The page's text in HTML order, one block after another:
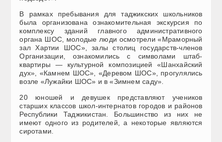
В рамках пребывания для таджикских школьников
была организована ознакомительная экскурсия по
комплексу зданий главного административного
органа ШОС, молодые люди осмотрели «Мраморный
зал Хартии ШОС», залы столиц государств-членов
Организации, ознакомились с символами штаб-
квартиры — культурной композицией «Шанхайский
дух», «Камнем ШОС», «Деревом ШОС», прогулялись
возле «Лужайки ШОС» и в «Зимнем саду».
20 юношей и девушек представляют учеников
старших классов школ-интернатов городов и районов
Республики Таджикистан. Большинство из них не
имеют одного из родителей, а некоторые являются
сиротами.